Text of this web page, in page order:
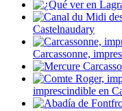
Castelnaudary
Carcassonne,
imprescindible en